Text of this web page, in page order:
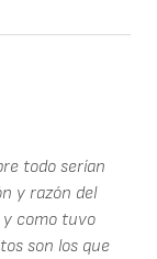
todo serían
y razón del
y como tuvo
son los que